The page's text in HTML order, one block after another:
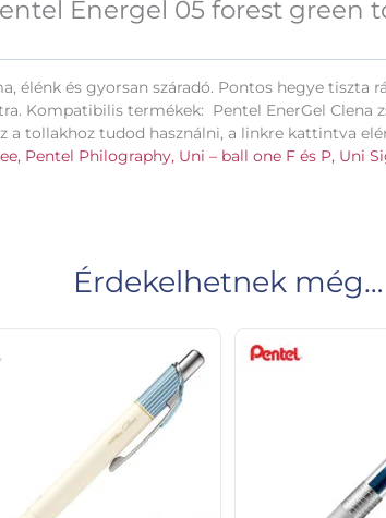
Energel 05 forest green
élénk és gyorsan száradó. Pontos hegye tiszta
Kompatibilis termékek: Pentel EnerGel Clena
a tollakhoz tudod használni, a linkre kattintva
Pentel Philography, Uni – ball one F és P, Uni
Érdekelhetnek még…